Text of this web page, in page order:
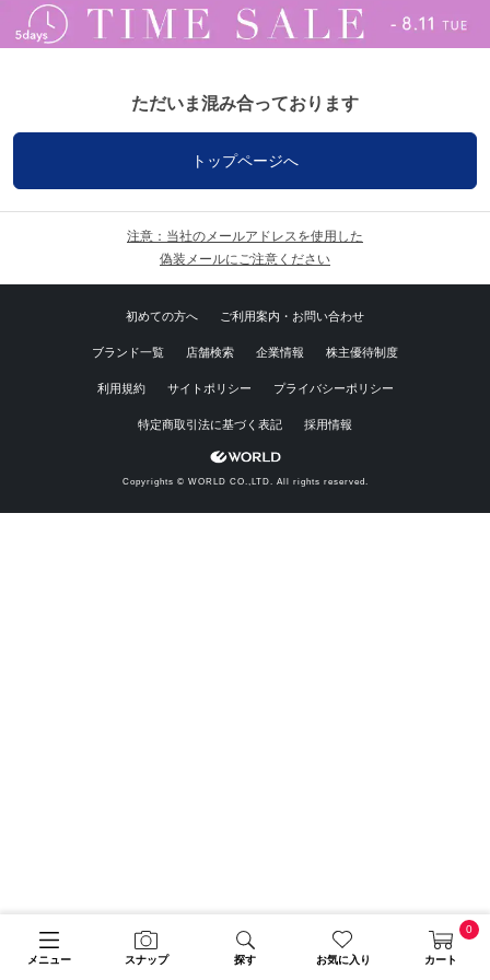
メニュー スナップ 探す お気に入り カート
0
ただいま混み合っております
トップページへ
注意：当社のメールアドレスを使用した
偽装メールにご注意ください
初めての方へ ご利用案内・お問い合わせ
ブランド一覧 店舗検索 企業情報 株主優待制度
利用規約 サイトポリシー プライバシーポリシー
特定商取引法に基づく表記 採用情報
Copyrights © WORLD CO.,LTD. All rights reserved.